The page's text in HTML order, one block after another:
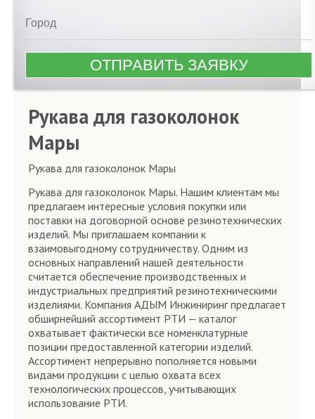
Рукава для газоколонок
Мары
Рукава для газоколонок Мары
Рукава для газоколонок Мары. Нашим клиентам мы
предлагаем интересные условия покупки или
поставки на договорной основе резинотехнических
изделий. Мы приглашаем компании к
взаимовыгодному сотрудничеству. Одним из
основных направлений нашей деятельности
считается обеспечение производственных и
индустриальных предприятий резинотехническими
изделиями. Компания АДЫМ Инжиниринг предлагает
обширнейший ассортимент РТИ — каталог
охватывает фактически все номенклатурные
позиции предоставленной категории изделий.
Ассортимент непрерывно пополняется новыми
видами продукции с целью охвата всех
технологических процессов, учитывающих
использование РТИ.